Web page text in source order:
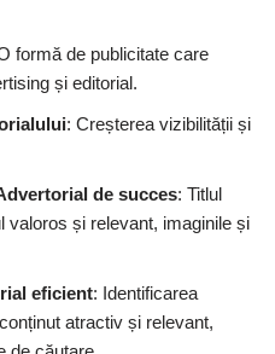
formă de publicitate care
și editorial.
: Creșterea vizibilității și
de succes: Titlul
valoros și relevant, imaginile și
eficient: Identificarea
atractiv și relevant,